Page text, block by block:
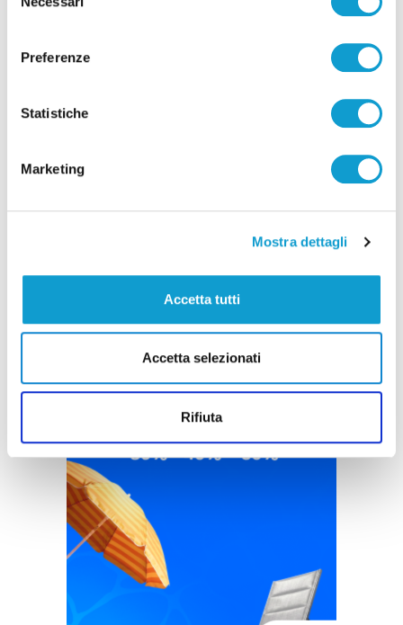
del
Preferenze
Statistiche
Marketing
Mostra dettagli
Accetta tutti
Accetta selezionati
Rifiuta